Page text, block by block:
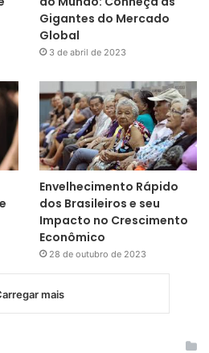
Gigantes do Mercado
Global
3 de abril de 2023
Envelhecimento Rápido
dos Brasileiros e seu
Impacto no Crescimento
Econômico
28 de outubro de 2023
mais